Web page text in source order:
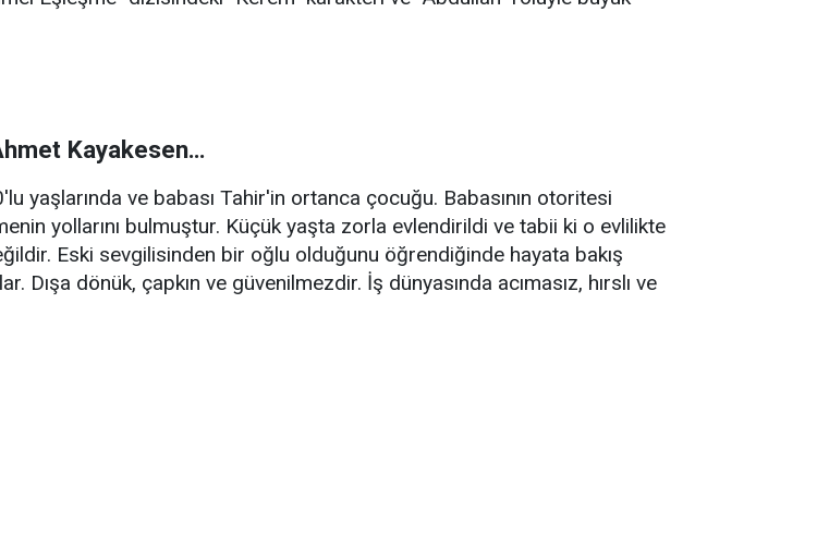
Kayakesen…
yaşlarında ve babası Tahir'in ortanca çocuğu. Babasının otoritesi
yollarını bulmuştur. Küçük yaşta zorla evlendirildi ve tabii ki o evlilikte
Eski sevgilisinden bir oğlu olduğunu öğrendiğinde hayata bakış
Dışa dönük, çapkın ve güvenilmezdir. İş dünyasında acımasız, hırslı ve